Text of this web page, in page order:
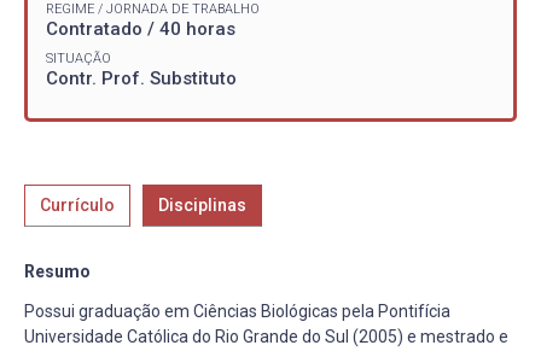
REGIME / JORNADA DE TRABALHO
Contratado / 40 horas
SITUAÇÃO
Contr. Prof. Substituto
Currículo Disciplinas
Resumo
Possui graduação em Ciências Biológicas pela Pontifícia
Universidade Católica do Rio Grande do Sul (2005) e mestrado e